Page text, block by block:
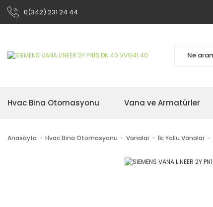
0(342) 231 24 44
Hvac Bina Otomasyonu Vana ve Armatürler
Anasayfa Hvac Bina Otomasyonu Vanalar İki Yollu Vanalar